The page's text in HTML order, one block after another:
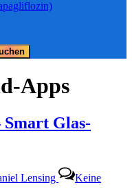
Apps
Smart Glas-
Lensing
Keine